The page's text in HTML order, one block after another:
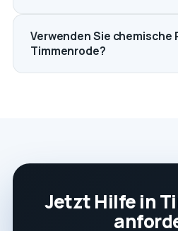
Verwenden Sie chemische
Timmenrode?
Jetzt Hilfe in